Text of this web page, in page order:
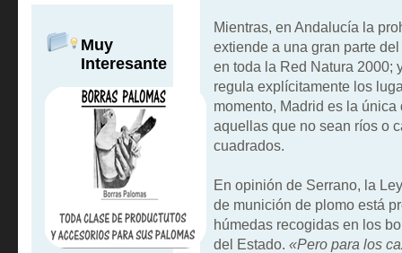
Muy
Interesante
Mientras, en Andalucía la
extiende a una gran parte
en toda la Red Natura 2000;
regula explícitamente los
momento, Madrid es la
aquellas que no sean ríos o
cuadrados.
En opinión de Serrano, la
de munición de plomo está
húmedas recogidas en los
del Estado. «Pero para los